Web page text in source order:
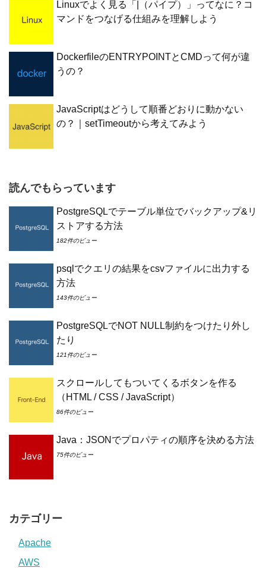
Linuxでよく見る「|（パイプ）」ってなに？コ
マンドをつなげる仕組みを理解しよう
DockerfileのENTRYPOINTとCMDって何が違
うの？
JavaScriptはどうして順番どおりに動かない
の？｜setTimeoutから考えてみよう
読んでもらっています
PostgreSQLでテーブル単位でバックアップ&リ
ストアする方法
182件のビュー
psqlでクエリの結果をcsvファイルに出力する
方法
143件のビュー
PostgreSQLでNOT NULL制約をつけたり外し
たり
121件のビュー
スクロールしてもついてくるボタンを作る
（HTML / CSS / JavaScript）
86件のビュー
Java：JSONでプロパティの順序を決める方法
75件のビュー
カテゴリー
Apache
AWS